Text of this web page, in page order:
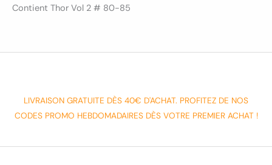
Contient Thor Vol 2 # 80-85
LIVRAISON GRATUITE DÈS 40€ D'ACHAT. PROFITEZ DE NOS
CODES PROMO HEBDOMADAIRES DÈS VOTRE PREMIER ACHAT !